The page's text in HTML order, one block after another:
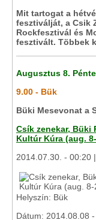
Mit tartogat a
fesztiválját, a Csik
Rockfesztivál és
fesztivált. Többek
Augusztus 8.
9.00 - Bük
Büki Mesevonat a
Csík zenekar, Büki
Kultúr Kúra (aug.
2014.07.30. - 00:20 |
Helyszín: Bük
Dátum: 2014.08.08 -